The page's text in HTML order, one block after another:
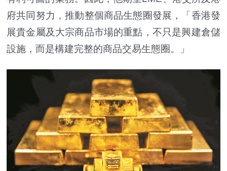
府共同努力，推動整個商品生態圈發展，「香港發
展貴金屬及大宗商品市場的重點，不只是興建倉儲
設施，而是構建完整的商品交易生態圈。」